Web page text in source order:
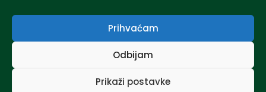
Prihvaćam
Odbijam
Prikaži postavke